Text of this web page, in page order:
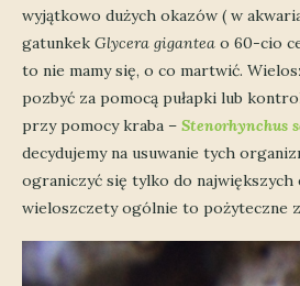
wyjątkowo dużych okazów ( w
gatunkek Glycera gigantea o 60-cio
to nie mamy się, o co martwić.
pozbyć za pomocą pułapki lub
przy pomocy kraba – Stenorhynchus
decydujemy na usuwanie tych
ograniczyć się tylko do największych
wieloszczety ogólnie to pożyteczne